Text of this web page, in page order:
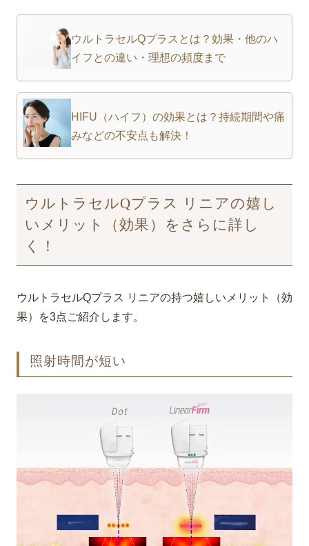
ウルトラセルQプラスとは？効果・他のハ
イフとの違い・理想の頻度まで
HIFU（ハイフ）の効果とは？持続期間や痛
みなどの不安点も解決！
ウルトラセルQプラス リニアの嬉し
いメリット（効果）をさらに詳し
く！
ウルトラセルQプラス リニアの持つ嬉しいメリット（効
果）を3点ご紹介します。
照射時間が短い